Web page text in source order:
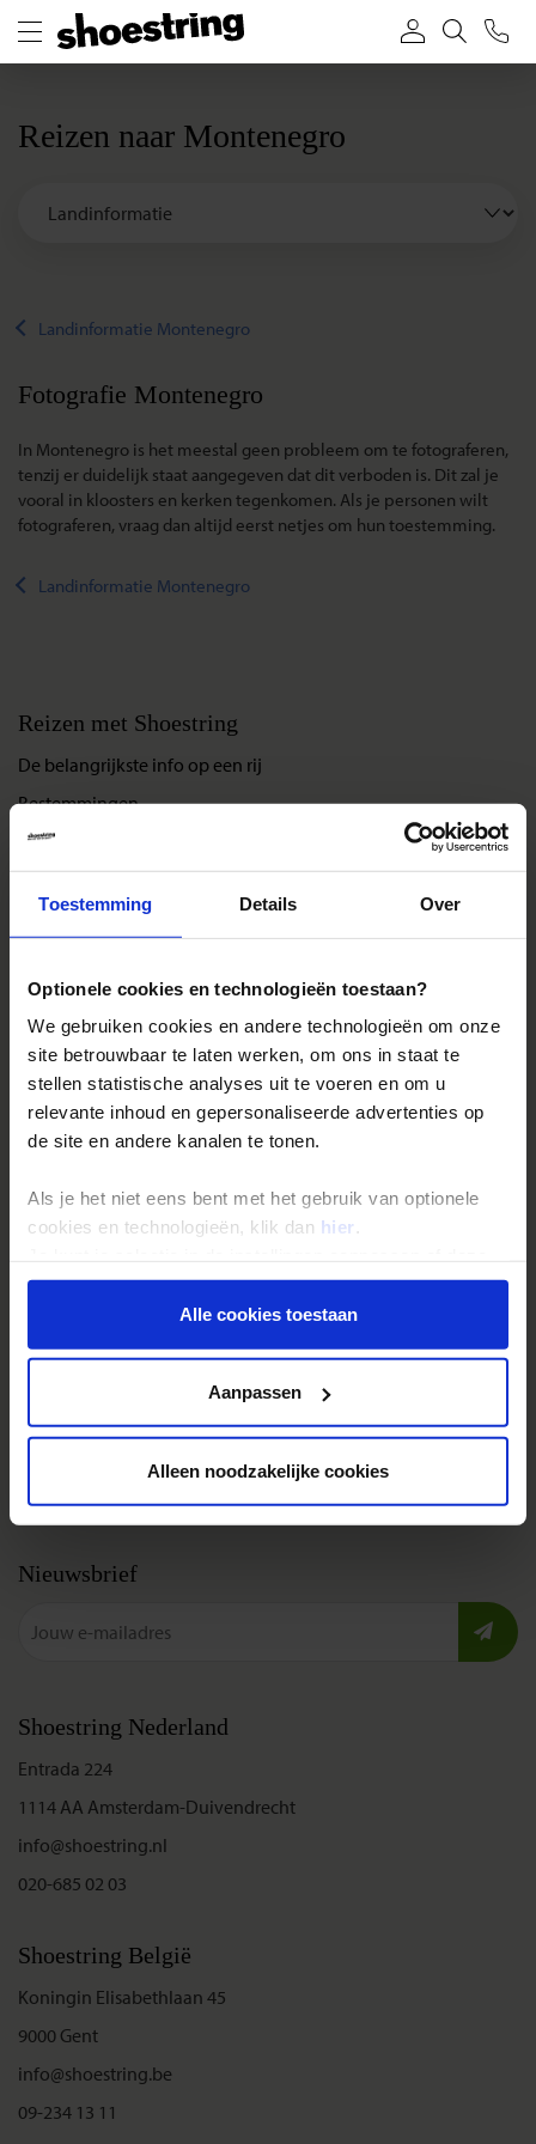
Toestemming Details Over
Optionele cookies en technologieën toestaan?
We gebruiken cookies en andere technologieën om onze
site betrouwbaar te laten werken, om ons in staat te
stellen statistische analyses uit te voeren en om u
relevante inhoud en gepersonaliseerde advertenties op
de site en andere kanalen te tonen.
Als je het niet eens bent met het gebruik van optionele
cookies en technologieën, klik dan hier .
onder aan de pagina op elk gewenst moment voor de
toekomst wijzigen.Alle cookies toestaan
Aanpassen
Alleen noodzakelijke cookies
Reizen naar Montenegro
Landinformatie Montenegro
Fotografie Montenegro
In Montenegro is het meestal geen probleem om te fotograferen,
tenzij er duidelijk staat aangegeven dat dit verboden is. Dit zal je
vooral in kloosters en kerken tegenkomen. Als je personen wilt
fotograferen, vraag dan altijd eerst netjes om hun toestemming.
Landinformatie Montenegro
Reizen met Shoestring
De belangrijkste info op een rij
Bestemmingen
Duurzaam reizen
Reis- en annuleringsvoorwaarden
Veelgestelde vragen
Reisthema's
Groepsreizen
Single reizen
Festivalreizen
Gegarandeerde reizen
Nieuwe reizen
Bel, mail of chat met ons
Cookies instellingen
Disclaimer & copyright
Vacatures
Nieuwsbrief
Shoestring Nederland
Entrada 224
1114 AA Amsterdam-Duivendrecht
info@shoestring.nl
020-685 02 03
Shoestring België
Koningin Elisabethlaan 45
9000 Gent
info@shoestring.be
09-234 13 11